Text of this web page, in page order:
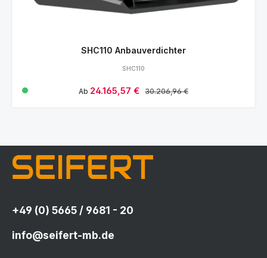
SHC110 Anbauverdichter
SHC110
Verkaufspreis:
Ab 24.165,57 € Regulärer Preis:
30.206,96 €
+49 (0) 5665 / 9681 - 20
info@seifert-mb.de